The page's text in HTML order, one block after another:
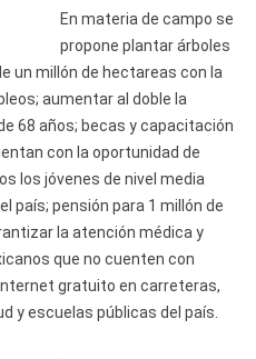
En materia de campo se
propone plantar árboles
un millón de hectareas con la
aumentar al doble la
68 años; becas y capacitación
con la oportunidad de
los jóvenes de nivel media
país; pensión para 1 millón de
la atención médica y
que no cuenten con
gratuito en carreteras,
y escuelas públicas del país.